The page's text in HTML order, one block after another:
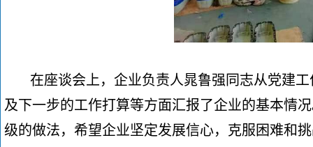
在座谈会上，企业负责人晁鲁强同志从党建
及下一步的工作打算等方面汇报了企业的基本情
级的做法，希望企业坚定发展信心，克服困难和